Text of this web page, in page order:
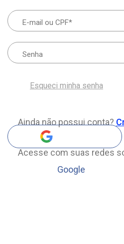
Esqueci minha senha
Ainda não possui conta?
Acesse com suas redes
Google